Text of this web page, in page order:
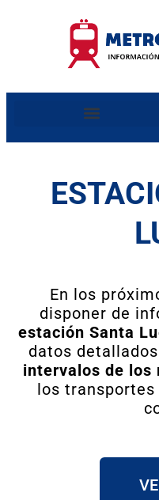
En los
disponer de
estación Santa
datos
intervalos de los
los transportes